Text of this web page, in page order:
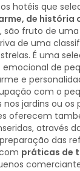
hotéis que
de história
, são fruto de
de uma
É uma
de
e
com o
nos jardins ou
oferecem
através
das
práticas de